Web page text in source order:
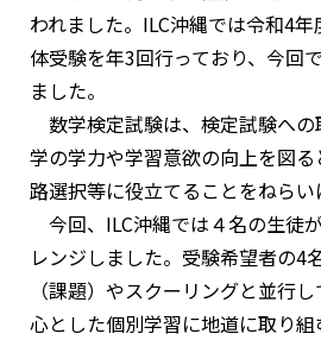
われました。ILC沖縄では令和4
体受験を年3回行っており、今回
ました。
数学検定試験は、検定試験へ
学の学力や学習意欲の向上を図
路選択等に役立てることをねらい
今回、ILC沖縄では４名の生徒
レンジしました。受験希望者の4
（課題）やスクーリングと並行
心とした個別学習に地道に取り